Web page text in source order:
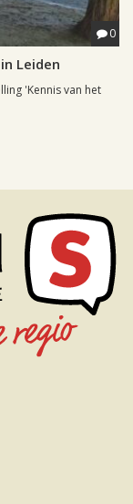
0
Leiden
'Kennis van het